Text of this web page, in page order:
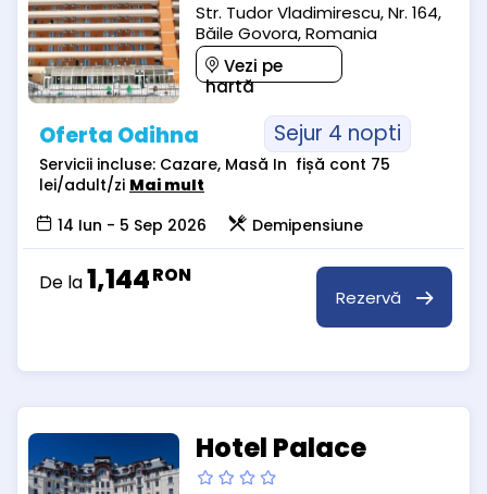
Str. Tudor Vladimirescu, Nr. 164,
Băile Govora, Romania
Vezi pe
hartă
Oferta Odihna Sejur 4 nopti
Servicii incluse: Cazare, Masă In fișă cont 75
lei/adult/zi Mai mult
14 Iun - 5 Sep 2026
Demipensiune
De la1,144RON
Rezervă
Hotel Palace